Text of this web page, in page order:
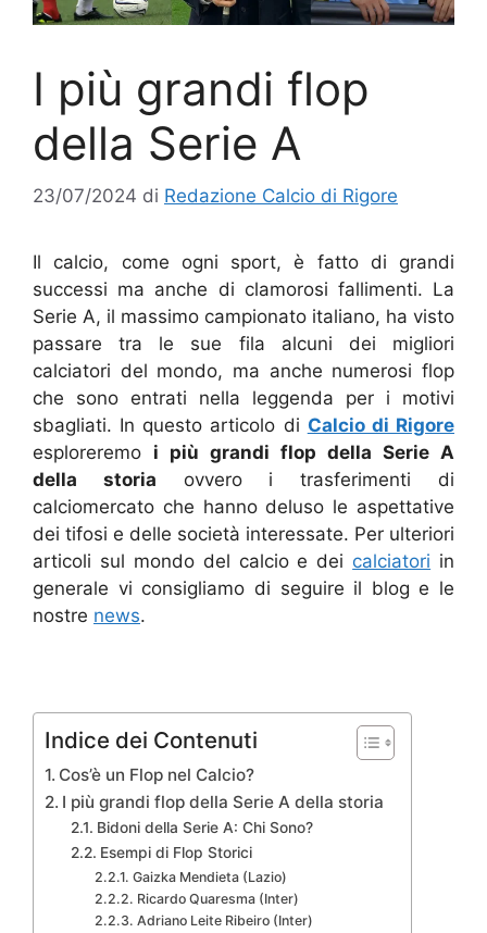
I più grandi flop
della Serie A
23/07/2024 di Redazione Calcio di Rigore
Il calcio, come ogni sport, è fatto di grandi
successi ma anche di clamorosi fallimenti. La
Serie A, il massimo campionato italiano, ha visto
passare tra le sue fila alcuni dei migliori
calciatori del mondo, ma anche numerosi flop
che sono entrati nella leggenda per i motivi
sbagliati. In questo articolo di Calcio di Rigore
esploreremo i più grandi flop della Serie A
della storia ovvero i trasferimenti di
calciomercato che hanno deluso le aspettative
dei tifosi e delle società interessate. Per ulteriori
articoli sul mondo del calcio e dei calciatori in
generale vi consigliamo di seguire il blog e le
nostre news.
Indice dei Contenuti
Cos’è un Flop nel Calcio?
I più grandi flop della Serie A della storia
Bidoni della Serie A: Chi Sono?
Esempi di Flop Storici
Gaizka Mendieta (Lazio)
Ricardo Quaresma (Inter)
Adriano Leite Ribeiro (Inter)